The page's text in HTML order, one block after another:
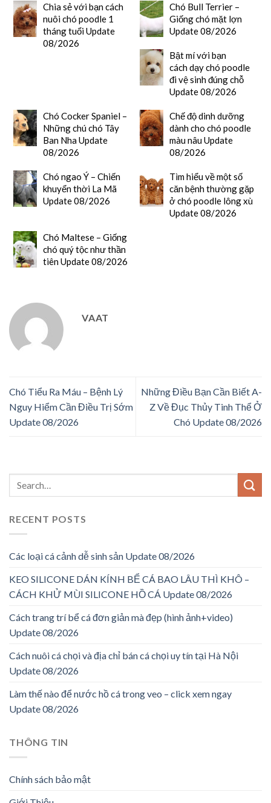
Chia sẻ với bạn cách
nuôi chó poodle 1
tháng tuổi Update
08/2026
Chó Bull Terrier –
Giống chó mặt lợn
Update 08/2026
Bật mí với bạn
cách dạy chó poodle
đi vệ sinh đúng chỗ
Update 08/2026
Chó Cocker Spaniel –
Những chú chó Tây
Ban Nha Update
08/2026
Chế độ dinh dưỡng
dành cho chó poodle
màu nâu Update
08/2026
Chó ngao Ý – Chiến
khuyển thời La Mã
Update 08/2026
Tìm hiểu về một số
căn bệnh thường gặp
ở chó poodle lông xù
Update 08/2026
Chó Maltese – Giống
chó quý tộc như thần
tiên Update 08/2026
VAAT
Chó Tiểu Ra Máu – Bệnh Lý
Nguy Hiểm Cần Điều Trị Sớm
Update 08/2026
Những Điều Bạn Cần Biết A-
Z Về Đục Thủy Tinh Thể Ở
Chó Update 08/2026
RECENT POSTS
Các loại cá cảnh dễ sinh sản Update 08/2026
KEO SILICONE DÁN KÍNH BỂ CÁ BAO LÂU THÌ KHÔ –
CÁCH KHỬ MÙI SILICONE HỒ CÁ Update 08/2026
Cách trang trí bể cá đơn giản mà đẹp (hình ảnh+video)
Update 08/2026
Cách nuôi cá chọi và địa chỉ bán cá chọi uy tín tại Hà Nội
Update 08/2026
Làm thế nào để nước hồ cá trong veo – click xem ngay
Update 08/2026
THÔNG TIN
Chính sách bảo mật